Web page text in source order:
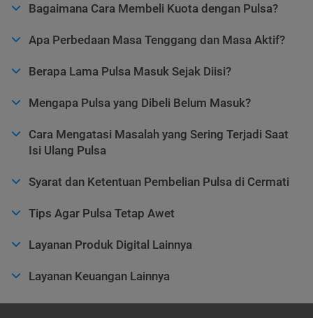
Bagaimana Cara Membeli Kuota dengan Pulsa?
Apa Perbedaan Masa Tenggang dan Masa Aktif?
Berapa Lama Pulsa Masuk Sejak Diisi?
Mengapa Pulsa yang Dibeli Belum Masuk?
Cara Mengatasi Masalah yang Sering Terjadi Saat
Isi Ulang Pulsa
Syarat dan Ketentuan Pembelian Pulsa di Cermati
Tips Agar Pulsa Tetap Awet
Layanan Produk Digital Lainnya
Layanan Keuangan Lainnya